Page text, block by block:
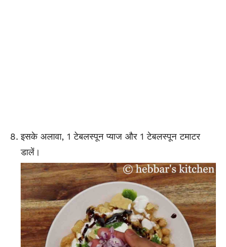
इसके अलावा, 1 टेबलस्पून प्याज और 1 टेबलस्पून टमाटर
डालें।